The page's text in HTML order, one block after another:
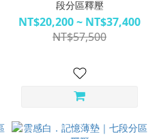
段分區釋壓
NT$20,200 ~ NT$37,400
NT$57,500